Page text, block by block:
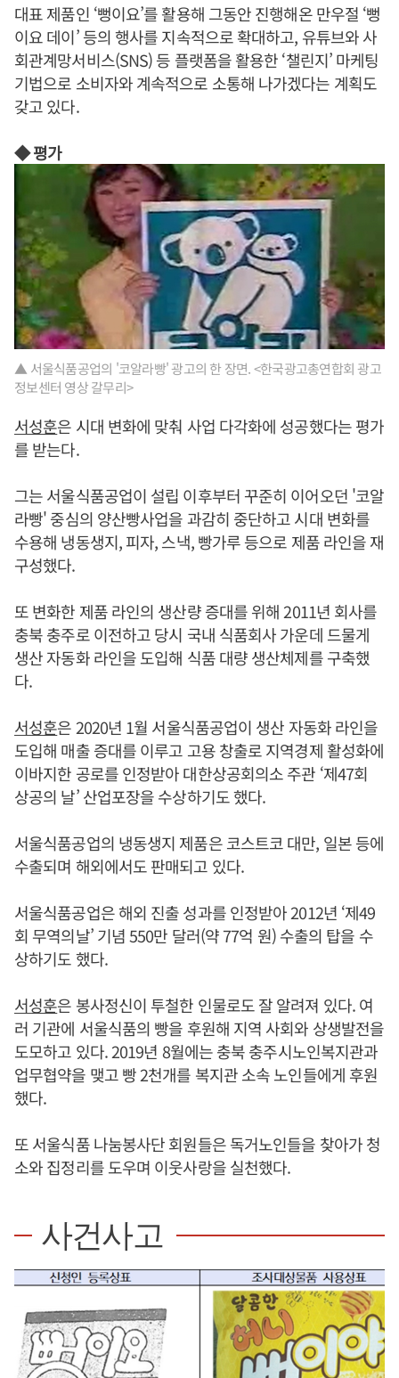
대표 제품인 ‘뻥이요’를 활용해 그동안 진행해온 만우절 ‘뻥
이요 데이’ 등의 행사를 지속적으로 확대하고, 유튜브와 사
회관계망서비스(SNS) 등 플랫폼을 활용한 ‘챌린지’ 마케팅
기법으로 소비자와 계속적으로 소통해 나가겠다는 계획도
갖고 있다.
◆ 평가
▲ 서울식품공업의 '코알라빵' 광고의 한 장면. <한국광고총연합회 광고
정보센터 영상 갈무리>
서성훈은 시대 변화에 맞춰 사업 다각화에 성공했다는 평가
를 받는다.
그는 서울식품공업이 설립 이후부터 꾸준히 이어오던 '코알
라빵' 중심의 양산빵사업을 과감히 중단하고 시대 변화를
수용해 냉동생지, 피자, 스낵, 빵가루 등으로 제품 라인을 재
구성했다.
또 변화한 제품 라인의 생산량 증대를 위해 2011년 회사를
충북 충주로 이전하고 당시 국내 식품회사 가운데 드물게
생산 자동화 라인을 도입해 식품 대량 생산체제를 구축했
다.
서성훈은 2020년 1월 서울식품공업이 생산 자동화 라인을
도입해 매출 증대를 이루고 고용 창출로 지역경제 활성화에
이바지한 공로를 인정받아 대한상공회의소 주관 ‘제47회
상공의 날’ 산업포장을 수상하기도 했다.
서울식품공업의 냉동생지 제품은 코스트코 대만, 일본 등에
수출되며 해외에서도 판매되고 있다.
서울식품공업은 해외 진출 성과를 인정받아 2012년 ‘제49
회 무역의날’ 기념 550만 달러(약 77억 원) 수출의 탑을 수
상하기도 했다.
서성훈은 봉사정신이 투철한 인물로도 잘 알려져 있다. 여
러 기관에 서울식품의 빵을 후원해 지역 사회와 상생발전을
도모하고 있다. 2019년 8월에는 충북 충주시노인복지관과
업무협약을 맺고 빵 2천개를 복지관 소속 노인들에게 후원
했다.
또 서울식품 나눔봉사단 회원들은 독거노인들을 찾아가 청
소와 집정리를 도우며 이웃사랑을 실천했다.
사건사고